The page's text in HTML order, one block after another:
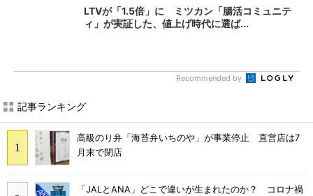
LTVが「1.5倍」に ミツカン「腸活コミュニテ
ィ」が実証した、値上げ時代に選ば...
Recommended by
記事ランキング
高級のり弁「海苔弁いちのや」が事業停止 直営店は7
月末で閉店
「JALとANA」どこで違いが生まれたのか？ コロナ禍